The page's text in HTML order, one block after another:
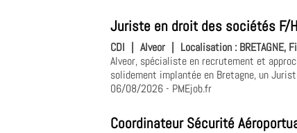
Juriste en droit des sociétés F/
CDI | Alveor | Localisation : BRETAGNE,
Alveor, spécialiste en recrutement et
solidement implantée en Bretagne, un
06/08/2026- PMEjob.fr
Coordinateur Sécurité